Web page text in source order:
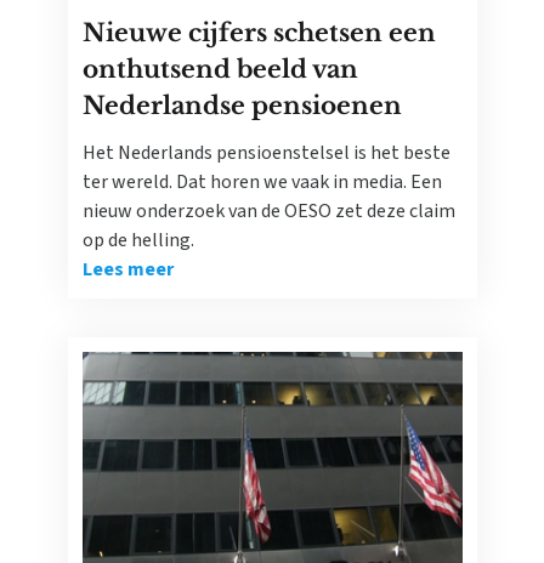
Nieuwe cijfers schetsen een
onthutsend beeld van
Nederlandse pensioenen
Het Nederlands pensioenstelsel is het beste
ter wereld. Dat horen we vaak in media. Een
nieuw onderzoek van de OESO zet deze claim
op de helling.
Lees meer